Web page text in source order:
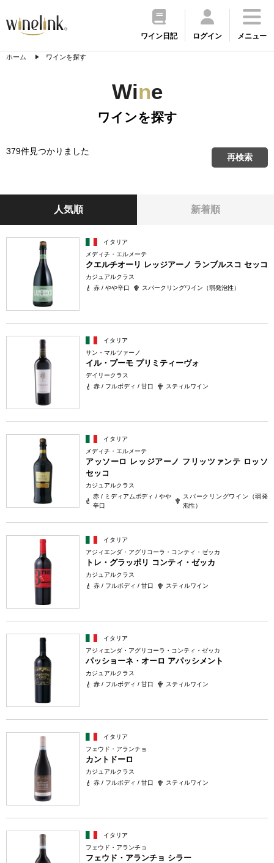
ワイン日記 ログイン メニュー
ホーム ワインを探す
Wine
ワインを探す
379件見つかりました
再検索
人気順 新着順
イタリア
メディチ・エルメーテ
クエルチオーリ レッジアーノ ランブルスコ セッコ
カジュアルクラス
赤 / やや辛口
スパークリングワイン（弱発泡性）
イタリア
サン・マルツァーノ
イル・プーモ プリミティーヴォ
デイリークラス
赤 / フルボディ / 甘口
スティルワイン
イタリア
メディチ・エルメーテ
アッソーロ レッジアーノ フリッツァンテ ロッソ
セッコ
カジュアルクラス
赤 / ミディアムボディ / やや
辛口
スパークリングワイン（弱発
泡性）
イタリア
アジィエンダ・アグリコーラ・コンティ・ゼッカ
トレ・グラッポリ コンティ・ゼッカ
カジュアルクラス
赤 / フルボディ / 甘口
スティルワイン
イタリア
アジィエンダ・アグリコーラ・コンティ・ゼッカ
パッショーネ・オーロ アパッシメント
カジュアルクラス
赤 / フルボディ / 甘口
スティルワイン
イタリア
フェウド・アランチョ
カントドーロ
カジュアルクラス
赤 / フルボディ / 甘口
スティルワイン
イタリア
フェウド・アランチョ
フェウド・アランチョ シラー